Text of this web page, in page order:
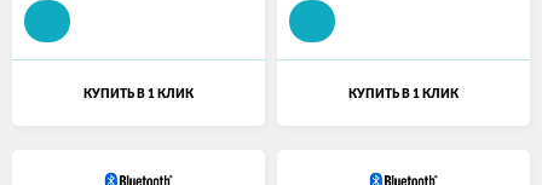
КУПИТЬ В 1 КЛИК КУПИТЬ В 1 КЛИК